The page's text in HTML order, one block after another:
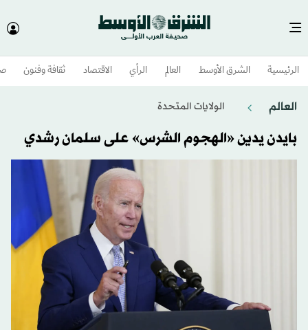
الرئيسية الشرق الأوسط​ العالم الرأي الاقتصاد ثقافة وفنون
العالم الولايات المتحدة​
بايدن يدين «الهجوم الشرس» على سلمان رشدي